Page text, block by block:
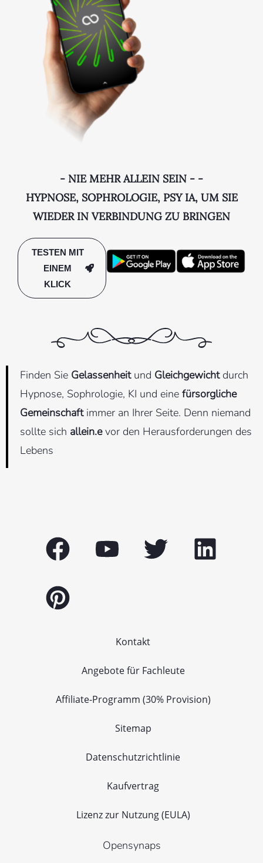
- NIE MEHR ALLEIN SEIN - -
HYPNOSE, SOPHROLOGIE, PSY IA, UM SIE
WIEDER IN VERBINDUNG ZU BRINGEN
TESTEN MIT
EINEM
KLICK
Finden Sie Gelassenheit und Gleichgewicht durch
Hypnose, Sophrologie, KI und eine fürsorgliche
Gemeinschaftimmer an Ihrer Seite. Denn niemand
sollte sich allein.evor den Herausforderungen des
Lebens
Kontakt
Angebote für Fachleute
Affiliate-Programm (30% Provision)
Sitemap
Datenschutzrichtlinie
Kaufvertrag
Lizenz zur Nutzung (EULA)
Opensynaps